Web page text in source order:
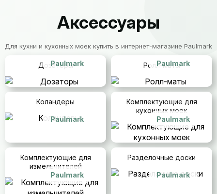
Аксессуары
Для кухни и кухонных моек купить в интернет-магазине Paulmark
Дозаторы
Paulmark Ролл-маты
Paulmark
Коландеры
Paulmark
Комплектующие для
кухонных моек
Paulmark
Комплектующие для
измельчителей
Paulmark
Разделочные доски
Paulmark